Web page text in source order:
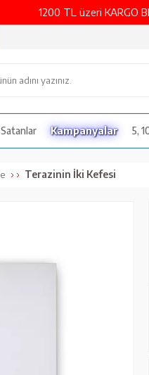
1200 TL üzeri KARGO
Kampanyalar 5,
Terazinin İki Kefesi